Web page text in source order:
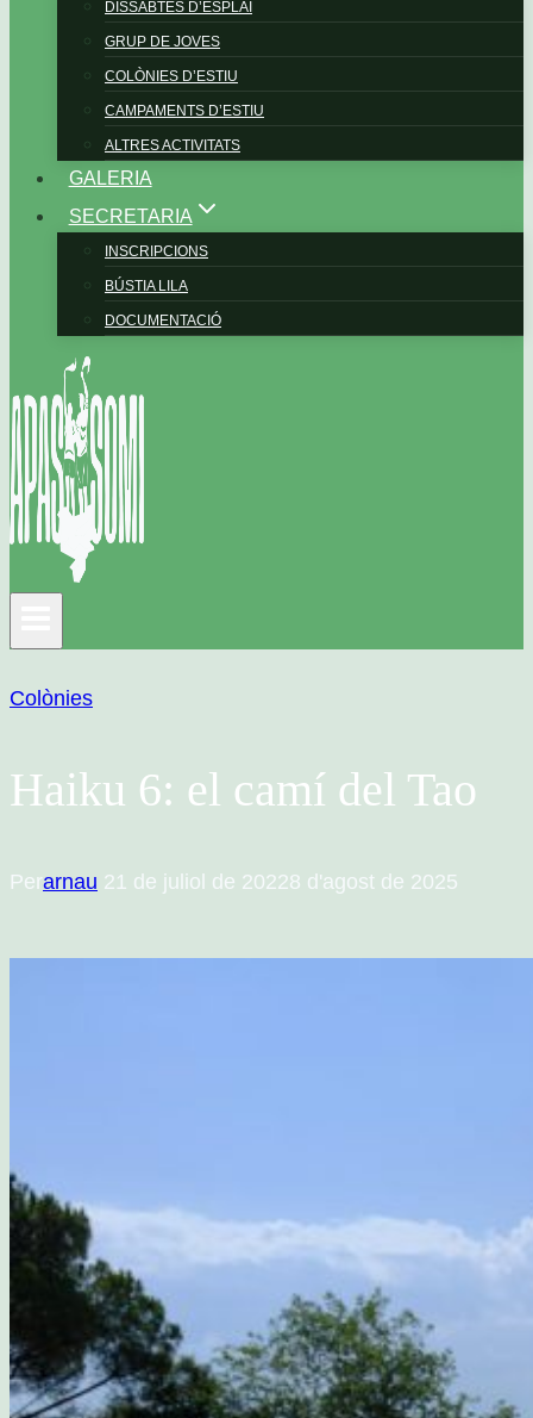
DISSABTES D’ESPLAI
GRUP DE JOVES
COLÒNIES D’ESTIU
CAMPAMENTS D’ESTIU
ALTRES ACTIVITATS
GALERIA
SECRETARIA
INSCRIPCIONS
BÚSTIA LILA
DOCUMENTACIÓ
Colònies
Haiku 6: el camí del Tao
Perarnau 21 de juliol de 20228 d'agost de 2025